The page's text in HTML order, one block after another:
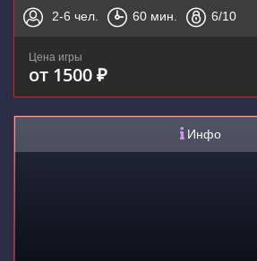
2-6 чел. 60 мин. 6/10
Цена игры
от 1500 ₽
Инфо